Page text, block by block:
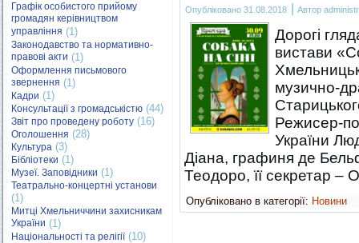
Графік особистого прийому
громадян керівництвом
управління (1)
Законодавство та нормативно-
правові акти (1)
Оформлення письмового
звернення (1)
Кадри (1)
Консультації з громадськістю (44)
Звіт про проведену роботу (16)
Оголошення (28)
Культура (3)
Бібліотеки (1)
Музеї. Заповідники (1)
Театрально-концертні установи
(1)
Митці Хмельниччини захисникам
України (1)
Національності та релігії(10)
Опубліковано 31.08.2018 | Автор
Дорогі
вистави
музично-
Режисер-
України
Діана, графиня де
Теодоро, її секретар –
Опубліковано в категорії: Новини